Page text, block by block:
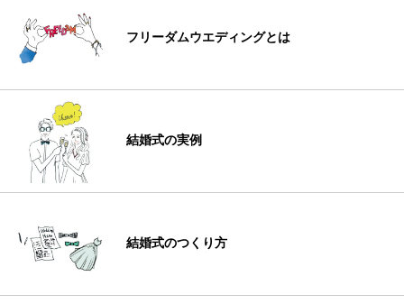
フリーダムウエディングとは
結婚式の実例
結婚式のつくり方